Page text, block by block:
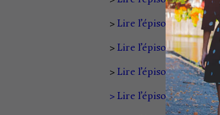
> Lire l’épisode 3
> Lire l’épisode 4
> Lire l’épisode 5
> Lire l’épisode 6